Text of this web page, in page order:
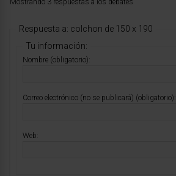
Mostrando 3 respuestas a los debates
Respuesta a: colchon de 150 x 190
Tu información:
Nombre (obligatorio):
Correo electrónico (no se publicará) (obligatorio):
Web: